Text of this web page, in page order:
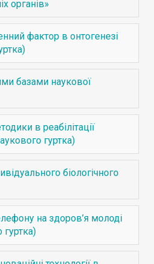
органів»
фактор в онтогенезі
базами наукової
в реабілітації
гуртка)
біологічного
на здоров’я молоді
гуртка)